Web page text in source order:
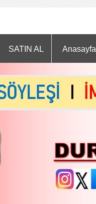
SATIN AL Anasayfa